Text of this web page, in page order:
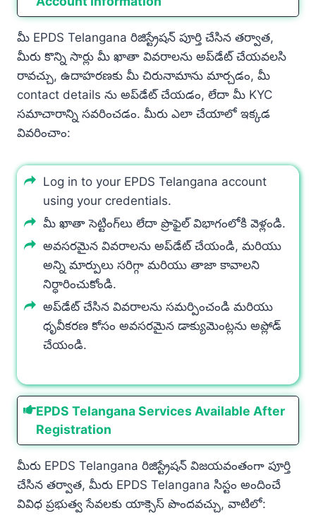
మీ EPDS Telangana రిజిస్ట్రేషన్ పూర్తి చేసిన తర్వాత,
మీరు కొన్ని సార్లు మీ ఖాతా వివరాలను అప్‌డేట్ చేయవలసి
రావచ్చు, ఉదాహరణకు మీ చిరునామాను మార్చడం, మీ
contact details ను అప్‌డేట్ చేయడం, లేదా మీ KYC
సమాచారాన్ని సవరించడం. మీరు ఎలా చేయాలో ఇక్కడ
వివరించాం:
Log in to your EPDS Telangana account
using your credentials.
మీ ఖాతా సెట్టింగ్‌లు లేదా ప్రొఫైల్ విభాగంలోకి వెళ్లండి.
అవసరమైన వివరాలను అప్‌డేట్ చేయండి, మరియు
అన్ని మార్పులు సరిగ్గా మరియు తాజా కావాలని
నిర్ధారించుకోండి.
అప్‌డేట్ చేసిన వివరాలను సమర్పించండి మరియు
ధృవీకరణ కోసం అవసరమైన డాక్యుమెంట్లను అప్లోడ్
చేయండి.
EPDS Telangana Services Available After
Registration
మీరు EPDS Telangana రిజిస్ట్రేషన్ విజయవంతంగా పూర్తి
చేసిన తర్వాత, మీరు EPDS Telangana సిస్టం అందించే
వివిధ ప్రభుత్వ సేవలకు యాక్సెస్ పొందవచ్చు, వాటిలో: